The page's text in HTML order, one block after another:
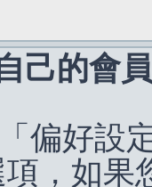
己的會
偏好設
，如果